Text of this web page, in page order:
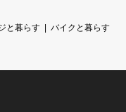
と暮らす
バイクと暮らす